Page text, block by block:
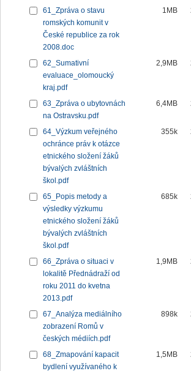
61_Zpráva o stavu
romských komunit v
České republice za rok
2008.doc
1MB
62_Sumativní
evaluace_olomoucký
kraj.pdf
2,9MB
63_Zpráva o ubytovnách
na Ostravsku.pdf
6,4MB
64_Výzkum veřejného
ochránce práv k otázce
etnického složení žáků
bývalých zvláštních
škol.pdf
355k
65_Popis metody a
výsledky výzkumu
etnického složení žáků
bývalých zvláštních
škol.pdf
685k
66_Zpráva o situaci v
lokalitě Přednádraží od
roku 2011 do kvetna
2013.pdf
1,9MB
67_Analýza mediálního
zobrazení Romů v
českých médiích.pdf
898k
68_Zmapování kapacit
bydlení využívaného k
1,5MB